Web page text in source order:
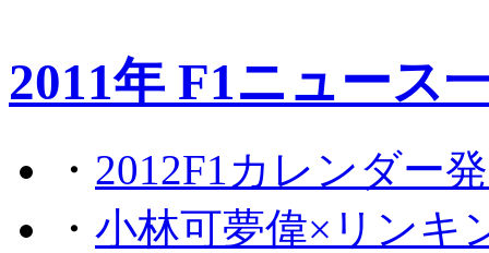
2011年 F1ニュース
・ 2012F1カレンダー
・ 小林可夢偉×リンキ